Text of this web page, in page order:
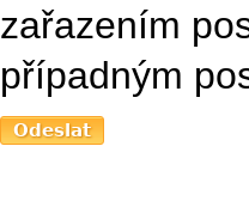
zařazením
případným